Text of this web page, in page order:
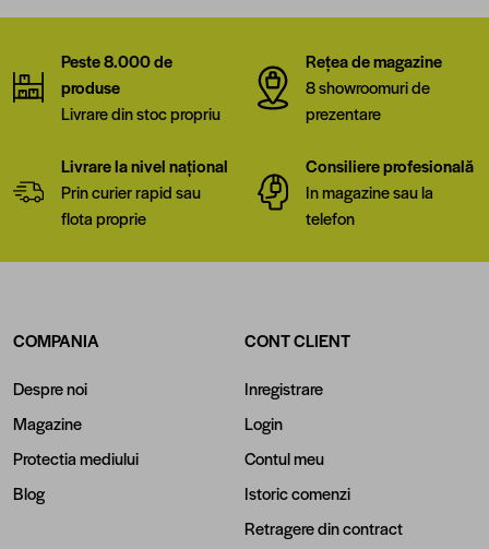
Peste 8.000 de
produse
Livrare din stoc propriu
Rețea de magazine
8 showroomuri de
prezentare
Livrare la nivel național
Prin curier rapid sau
flota proprie
Consiliere profesională
In magazine sau la
telefon
COMPANIA
Despre noi
Magazine
Protectia mediului
Blog
CONT CLIENT
Inregistrare
Login
Contul meu
Istoric comenzi
Retragere din contract